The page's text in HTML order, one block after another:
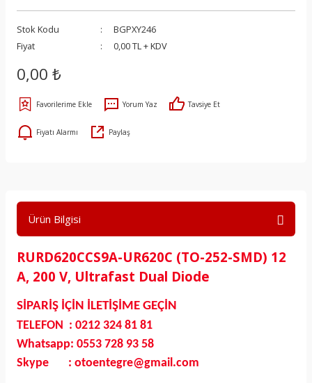
Stok Kodu
BGPXY246
Fiyat
0,00 TL + KDV
0,00 ₺
Yorum Yaz Tavsiye Et
Fiyatı Alarmı Paylaş
Ürün Bilgisi
RURD620CCS9A-UR620C (TO-252-SMD) 12
A, 200 V, Ultrafast Dual Diode
SİPARİŞ İÇİN İLETİŞİME GEÇİN
TELEFON : 0212 324 81 81
Whatsapp: 0553 728 93 58
Skype : otoentegre@gmail.com